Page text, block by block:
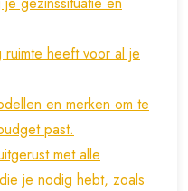
heeft voor al je
en merken om te
past.
met alle
je nodig hebt, zoals